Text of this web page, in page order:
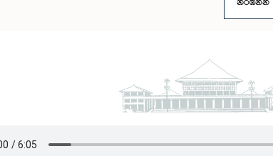
නරඹන්න